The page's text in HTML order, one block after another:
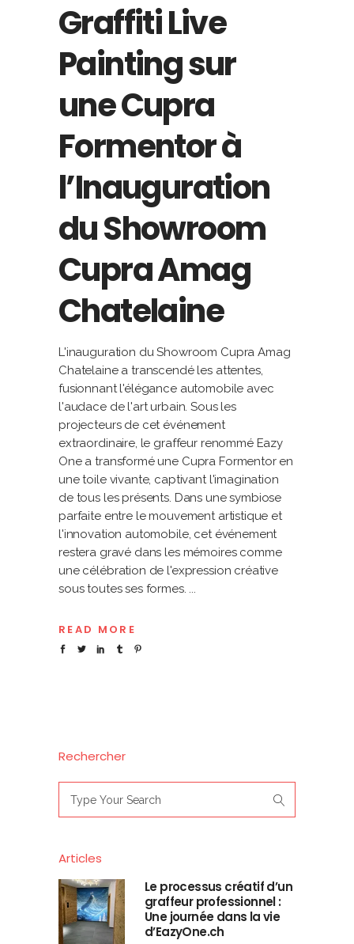
Graffiti Live
Painting sur
une Cupra
Formentor à
l’Inauguration
du Showroom
Cupra Amag
Chatelaine
L'inauguration du Showroom Cupra Amag
Chatelaine a transcendé les attentes,
fusionnant l'élégance automobile avec
l'audace de l'art urbain. Sous les
projecteurs de cet événement
extraordinaire, le graffeur renommé Eazy
One a transformé une Cupra Formentor en
une toile vivante, captivant l'imagination
de tous les présents. Dans une symbiose
parfaite entre le mouvement artistique et
l'innovation automobile, cet événement
restera gravé dans les mémoires comme
une célébration de l'expression créative
sous toutes ses formes.
READ MORE
Rechercher
for:
Articles
Le processus créatif d’un
graffeur professionnel :
Une journée dans la vie
d’EazyOne.ch